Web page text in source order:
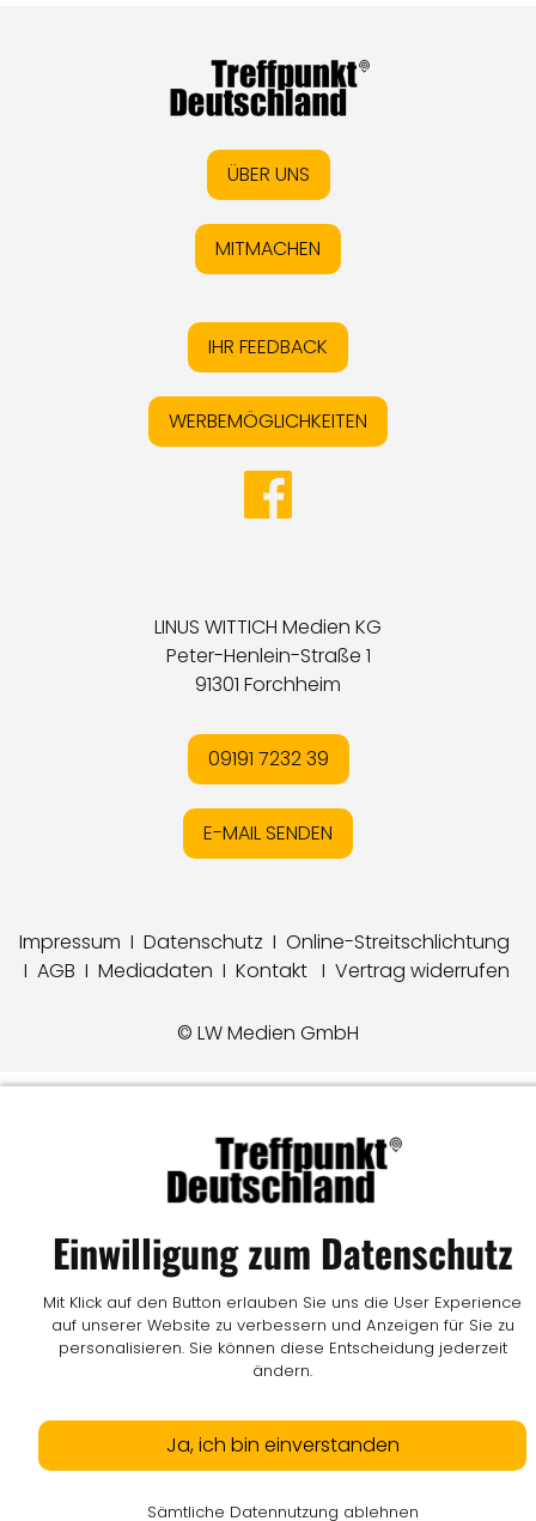
ÜBER UNS
MITMACHEN
IHR FEEDBACK
WERBEMÖGLICHKEITEN
LINUS WITTICH Medien KG
Peter-Henlein-Straße 1
91301 Forchheim
09191 7232 39
E-MAIL SENDEN
Impressum I Datenschutz I Online-Streitschlichtung
I AGB I Mediadaten I Kontakt I Vertrag widerrufen
© LW Medien GmbH
Einwilligung zum Datenschutz
Mit Klick auf den Button erlauben Sie uns die User Experience
auf unserer Website zu verbessern und Anzeigen für Sie zu
personalisieren. Sie können diese Entscheidung jederzeit
ändern.
Ja, ich bin einverstanden
Sämtliche Datennutzung ablehnen